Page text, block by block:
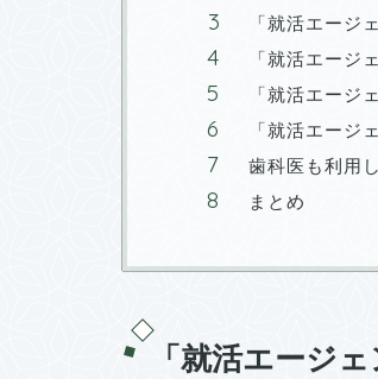
「就活エージ
「就活エージ
「就活エージ
「就活エージ
歯科医も利用
まとめ
「就活エージ